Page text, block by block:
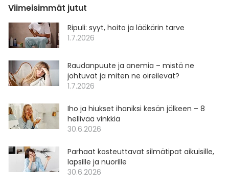
Viimeisimmät jutut
Ripuli: syyt, hoito ja lääkärin tarve
1.7.2026
Raudanpuute ja anemia – mistä ne
johtuvat ja miten ne oireilevat?
1.7.2026
Iho ja hiukset ihaniksi kesän jälkeen – 8
hellivää vinkkiä
30.6.2026
Parhaat kosteuttavat silmätipat aikuisille,
lapsille ja nuorille
30.6.2026